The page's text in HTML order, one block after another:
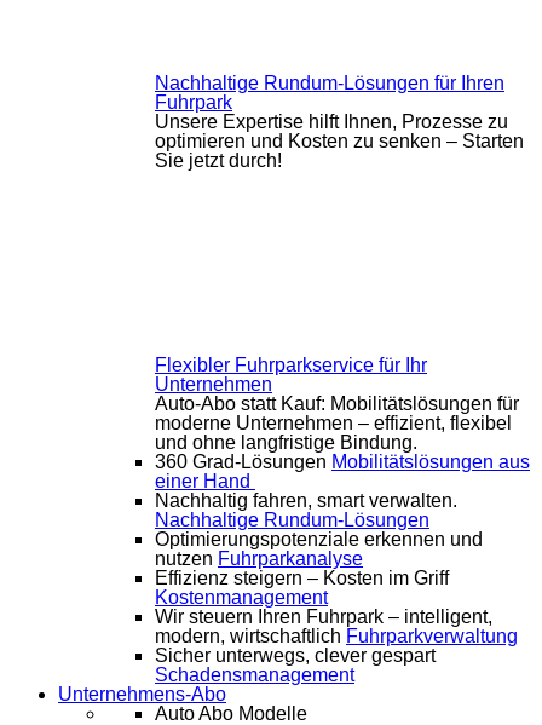
Nachhaltige Rundum-Lösungen für Ihren
Fuhrpark
Unsere Expertise hilft Ihnen, Prozesse zu
optimieren und Kosten zu senken – Starten
Sie jetzt durch!
Flexibler Fuhrparkservice für Ihr
Unternehmen
Auto-Abo statt Kauf: Mobilitätslösungen für
moderne Unternehmen – effizient, flexibel
und ohne langfristige Bindung.
360 Grad-Lösungen Mobilitätslösungen aus
einer Hand
Nachhaltig fahren, smart verwalten.
Nachhaltige Rundum-Lösungen
Optimierungspotenziale erkennen und
nutzen Fuhrparkanalyse
Effizienz steigern – Kosten im Griff
Kostenmanagement
Wir steuern Ihren Fuhrpark – intelligent,
modern, wirtschaftlich Fuhrparkverwaltung
Sicher unterwegs, clever gespart
Schadensmanagement
Unternehmens-Abo
Auto Abo Modelle